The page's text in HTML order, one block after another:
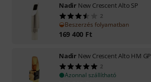
Nadir New Crescent Alto SP
2
Beszerzés folyamatban
169 400 Ft
Nadir New Crescent Alto HM GP
2
Azonnal szállítható